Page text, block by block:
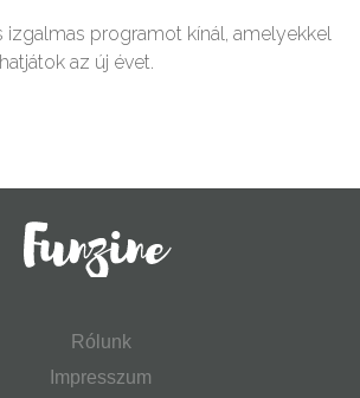
izgalmas programot kínál, amelyekkel
az új évet.
Rólunk
Impresszum